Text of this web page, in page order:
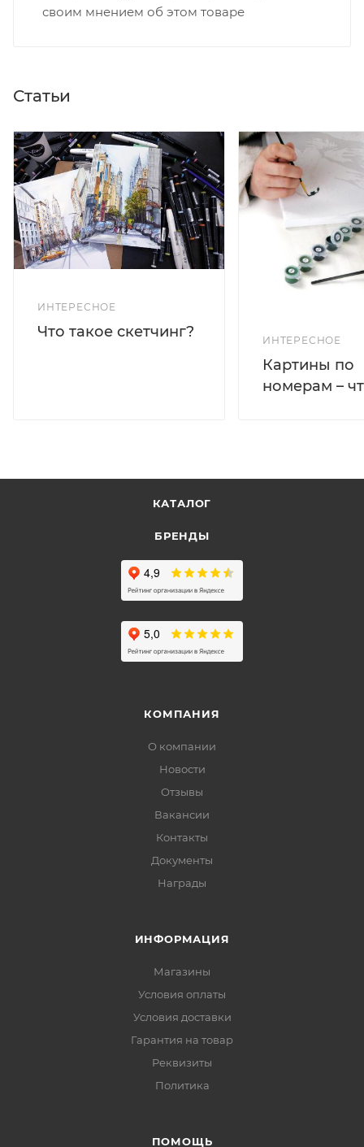
своим мнением об этом товаре
Статьи
ИНТЕРЕСНОЕ
Что такое скетчинг?
ИНТЕРЕСНОЕ
Картины по
номерам –
КАТАЛОГ
БРЕНДЫ
КОМПАНИЯ
О компании
Новости
Отзывы
Вакансии
Контакты
Документы
Награды
ИНФОРМАЦИЯ
Магазины
Условия оплаты
Условия доставки
Гарантия на товар
Реквизиты
Политика
ПОМОЩЬ